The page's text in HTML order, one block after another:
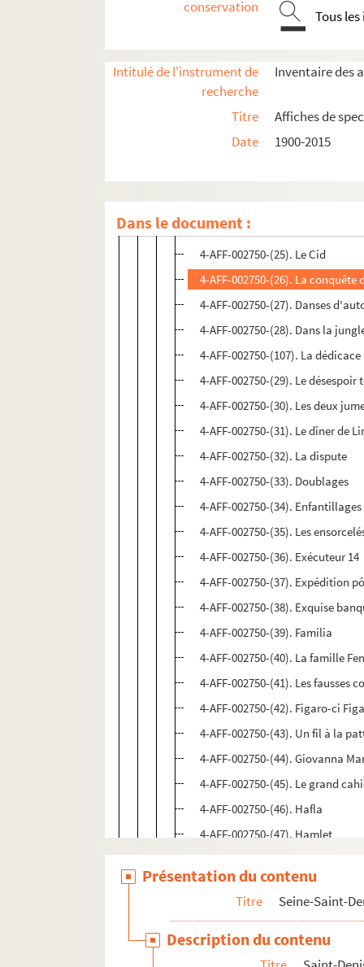
conservation
Tous
Intitulé de l'instrument de
recherche
Inventaire des
Titre
Affiches de
Date
1900-2015
Dans le document :
4-AFF-002750-(17). Bécassouille
4-AFF-002750-(19). BMC
4-AFF-002750-(21). Cabaret
4-AFF-002750-(24). Chutes
4-AFF-002750-(25). Le Cid
4-AFF-002750-(26). La conquête
4-AFF-002750-(27). Danses
4-AFF-002750-(28). Dans la
4-AFF-002750-(107). La dédicace
4-AFF-002750-(29). Le
4-AFF-002750-(30). Les deux
4-AFF-002750-(31). Le dîner de
4-AFF-002750-(32). La dispute
4-AFF-002750-(33). Doublages
4-AFF-002750-(34). Enfantillages
4-AFF-002750-(35). Les
4-AFF-002750-(36). Exécuteur 14
4-AFF-002750-(37). Expédition
4-AFF-002750-(38). Exquise
4-AFF-002750-(39). Familia
4-AFF-002750-(40). La famille
4-AFF-002750-(41). Les fausses
4-AFF-002750-(42). Figaro-ci
4-AFF-002750-(43). Un fil à la
4-AFF-002750-(44). Giovanna
4-AFF-002750-(45). Le grand
4-AFF-002750-(46). Hafla
4-AFF-002750-(47). Hamlet
4-AFF-002750-(49). Hercule
4-AFF-002750-(50). Hop-là !
4-AFF-002750-(51). L'ignorant et
4-AFF-002750-(53). Les invités
Présentation du contenu
Titre Seine-Saint-
Description du contenu